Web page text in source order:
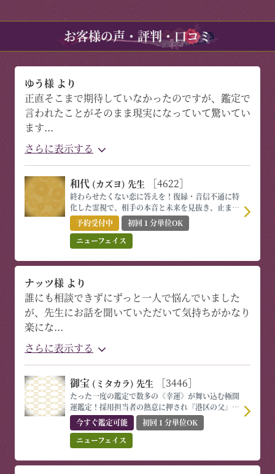
お客様の声・評判・口コミ
ゆう様 より
正直そこまで期待していなかったのですが、鑑定で
言われたことがそのまま現実になっていて驚いてい
ます...
さらに表示する
和代 (カズヨ) 先生 ［4622］
終わらせたくない恋に答えを！復縁・音信不通に特
化した霊視で、相手の本音と未来を見抜き、止まっ
た時間が再び動き出す！
予約受付中
初回１分単位OK
ニューフェイス
ナッツ様 より
誰にも相談できずにずっと一人で悩んでいました
が、先生にお話を聞いていただいて気持ちがかなり
楽にな...
さらに表示する
御宝 (ミタカラ) 先生 ［3446］
たった一度の鑑定で数多の《幸運》が舞い込む極開
運鑑定！採用担当者の熱意に押され『港区の父』が
降臨！
今すぐ鑑定可能
初回１分単位OK
ニューフェイス